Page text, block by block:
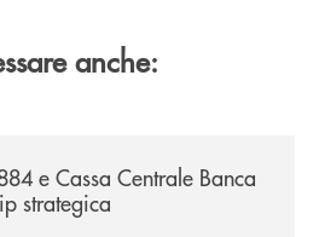
anche:
e Cassa Centrale Banca
strategica